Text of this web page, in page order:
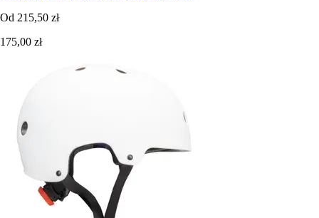
Od 215,50 zł
175,00 zł